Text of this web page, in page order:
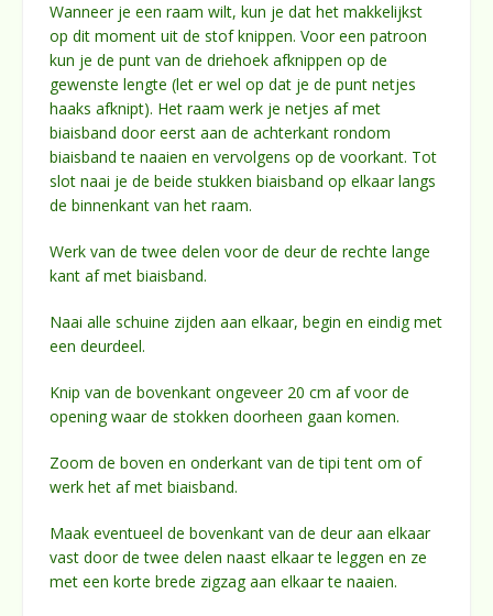
Wanneer je een raam wilt, kun je dat het makkelijkst
op dit moment uit de stof knippen. Voor een patroon
kun je de punt van de driehoek afknippen op de
gewenste lengte (let er wel op dat je de punt netjes
haaks afknipt). Het raam werk je netjes af met
biaisband door eerst aan de achterkant rondom
biaisband te naaien en vervolgens op de voorkant. Tot
slot naai je de beide stukken biaisband op elkaar langs
de binnenkant van het raam.
Werk van de twee delen voor de deur de rechte lange
kant af met biaisband.
Naai alle schuine zijden aan elkaar, begin en eindig met
een deurdeel.
Knip van de bovenkant ongeveer 20 cm af voor de
opening waar de stokken doorheen gaan komen.
Zoom de boven en onderkant van de tipi tent om of
werk het af met biaisband.
Maak eventueel de bovenkant van de deur aan elkaar
vast door de twee delen naast elkaar te leggen en ze
met een korte brede zigzag aan elkaar te naaien.